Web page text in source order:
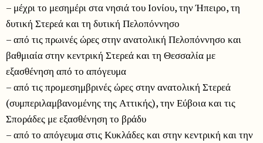
– μέχρι το μεσημέρι στα νησιά του Ιονίου, την Ήπειρο, τη
δυτική Στερεά και τη δυτική Πελοπόννησο
– από τις πρωινές ώρες στην ανατολική Πελοπόννησο και
βαθμιαία στην κεντρική Στερεά και τη Θεσσαλία με
εξασθένηση από το απόγευμα
– από τις προμεσημβρινές ώρες στην ανατολική Στερεά
(συμπεριλαμβανομένης της Αττικής), την Εύβοια και τις
Σποράδες με εξασθένηση το βράδυ
– από το απόγευμα στις Κυκλάδες και στην κεντρική και την